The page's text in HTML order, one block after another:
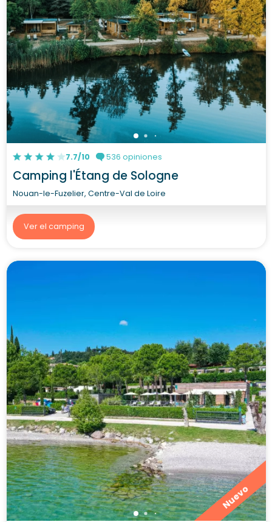
7.7/10 536 opiniones
Camping l'Étang de Sologne
Nouan-le-Fuzelier, Centre-Val de Loire
Ver el camping
Nuevo